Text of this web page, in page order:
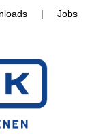
| Jobs